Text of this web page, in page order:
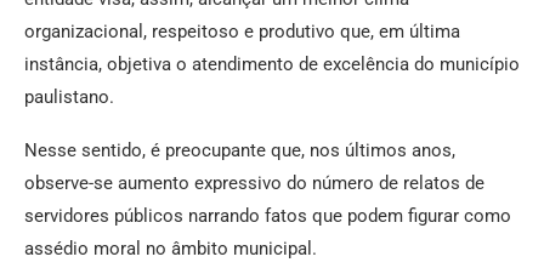
organizacional, respeitoso e produtivo que, em última
instância, objetiva o atendimento de excelência do município
paulistano.
Nesse sentido, é preocupante que, nos últimos anos,
observe-se aumento expressivo do número de relatos de
servidores públicos narrando fatos que podem figurar como
assédio moral no âmbito municipal.